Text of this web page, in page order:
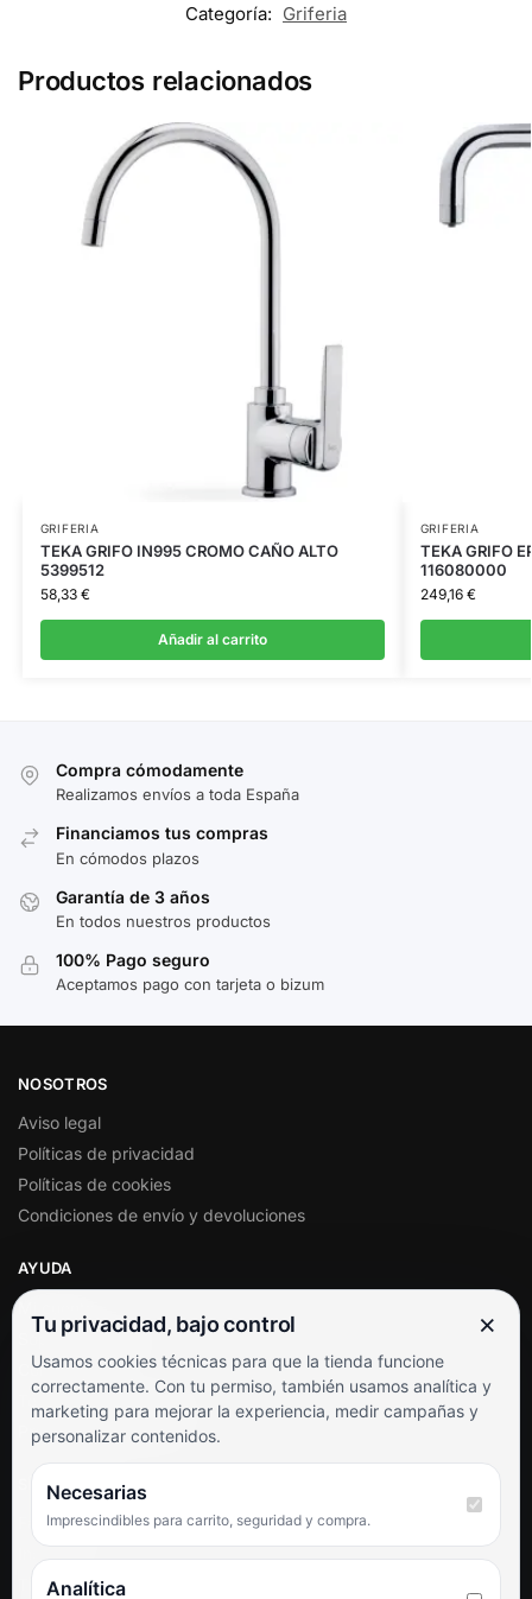
Categoría: Griferia
Productos relacionados
GRIFERIA
TEKA GRIFO IN995 CROMO CAÑO ALTO
5399512
58,33 €
Añadir al carrito
GRIFERIA
TEKA GRIFO
116080000
249,16 €
Compra cómodamente
Realizamos envíos a toda España
Financiamos tus compras
En cómodos plazos
Garantía de 3 años
En todos nuestros productos
100% Pago seguro
Aceptamos pago con tarjeta o bizum
NOSOTROS
Aviso legal
Políticas de privacidad
Políticas de cookies
Condiciones de envío y devoluciones
AYUDA
Soporte al cliente
Contacto
Términos y condiciones
Preguntas frecuentes
SÍGUENOS
Facebook
TikTok
Tu privacidad, bajo control ×
Usamos cookies técnicas para que la tienda funcione
correctamente. Con tu permiso, también usamos analítica y
marketing para mejorar la experiencia, medir campañas y
personalizar contenidos.
Necesarias
Imprescindibles para carrito, seguridad y compra.
Analítica